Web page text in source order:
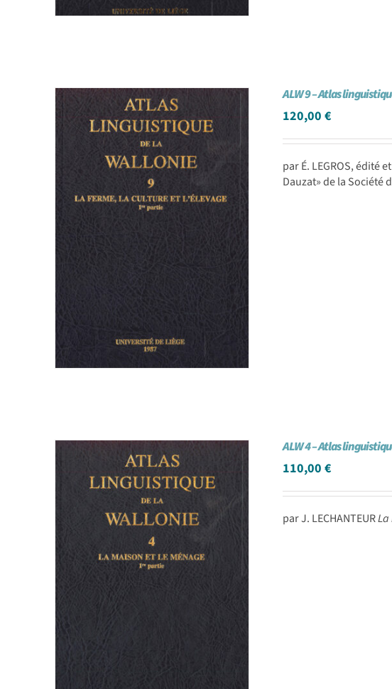
ALW 9 – Atlas
120,00€
par É. LEGROS, édité
Dauzat» de la Société
ALW 4 – Atlas
110,00€
par J. LECHANTEUR